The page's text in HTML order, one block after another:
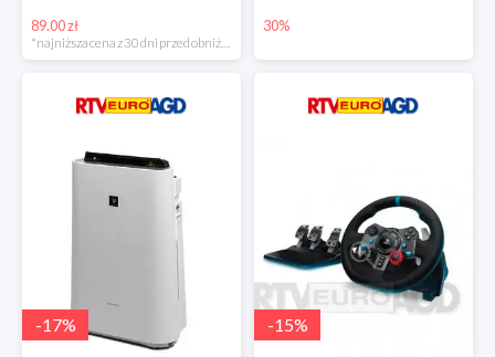
89.00 zł 30%
-17% -15%